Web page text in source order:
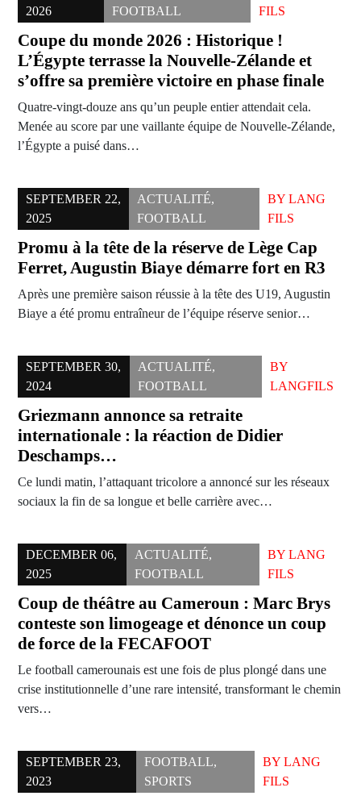
2026 FOOTBALL FILS
Coupe du monde 2026 : Historique !
L’Égypte terrasse la Nouvelle-Zélande et
s’offre sa première victoire en phase finale
Quatre-vingt-douze ans qu’un peuple entier attendait cela.
Menée au score par une vaillante équipe de Nouvelle-Zélande,
l’Égypte a puisé dans…
SEPTEMBER 22,
2025
ACTUALITÉ,
FOOTBALL
BYLANG
FILS
Promu à la tête de la réserve de Lège Cap
Ferret, Augustin Biaye démarre fort en R3
Après une première saison réussie à la tête des U19, Augustin
Biaye a été promu entraîneur de l’équipe réserve senior…
SEPTEMBER 30,
2024
ACTUALITÉ,
FOOTBALL
BY
LANGFILS
Griezmann annonce sa retraite
internationale : la réaction de Didier
Deschamps…
Ce lundi matin, l’attaquant tricolore a annoncé sur les réseaux
sociaux la fin de sa longue et belle carrière avec…
DECEMBER 06,
2025
ACTUALITÉ,
FOOTBALL
BY LANG
FILS
Coup de théâtre au Cameroun : Marc Brys
conteste son limogeage et dénonce un coup
de force de la FECAFOOT
Le football camerounais est une fois de plus plongé dans une
crise institutionnelle d’une rare intensité, transformant le chemin
vers…
SEPTEMBER 23,
2023
FOOTBALL,
SPORTS
BY LANG
FILS